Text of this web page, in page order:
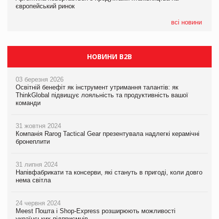
європейський ринок
всі новини
європейський ринок
НОВИНИ B2B
03 березня 2026
Освітній бенефіт як інструмент утримання талантів: як
ThinkGlobal підвищує лояльність та продуктивність вашої
команди
31 жовтня 2024
Компанія Rarog Tactical Gear презентувала надлегкі керамічні
бронеплити
31 липня 2024
Напівфабрикати та консерви, які стануть в пригоді, коли довго
нема світла
24 червня 2024
Meest Пошта і Shop-Express розширюють можливості